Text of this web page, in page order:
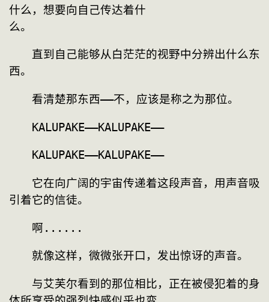
什么，想要向自己传达着什
么。
直到自己能够从白茫茫的视野中分辨出什么东
西。
看清楚那东西——不，应该是称之为那位。
KALUPAKE——KALUPAKE——
KALUPAKE——KALUPAKE——
它在向广阔的宇宙传递着这段声音，用声音吸
引着它的信徒。
啊......
就像这样，微微张开口，发出惊讶的声音。
与艾芙尔看到的那位相比，正在被侵犯着的身